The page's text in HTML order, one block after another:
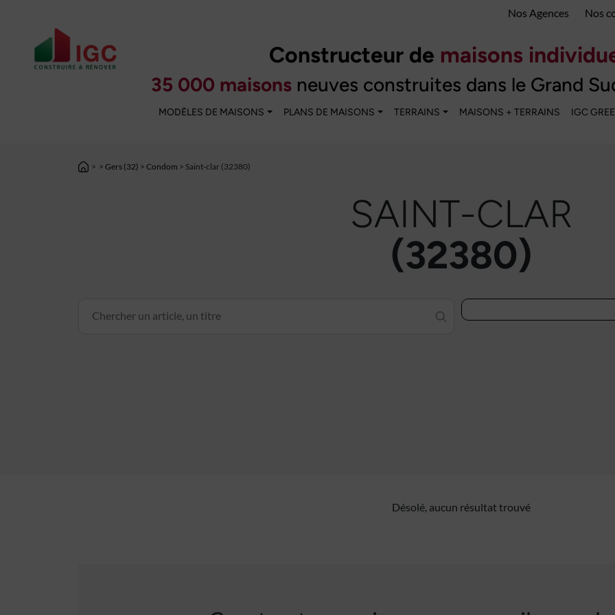
Nos Agences Nos
Constructeur de maisons
35 000 maisonsneuves construites dans le Grand
MODÈLES DE MAISONS PLANS DE MAISONS TERRAINS MAISONS + TERRAINS IGC
> > Gers (32) > Condom > Saint-clar (32380)
SAINT-CLAR
(32380)
Désolé, aucun résultat trouvé